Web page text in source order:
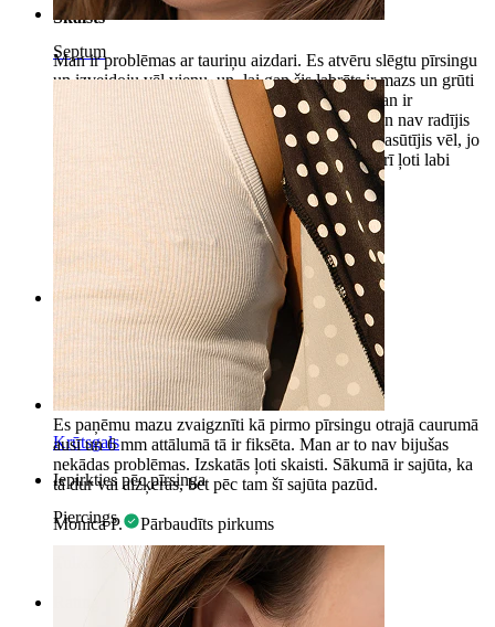
Septum
Krūtsgals
Iepirkties pēc pīrsinga
Piercings
Skaists
Man ir problēmas ar tauriņu aizdari. Es atvēru slēgtu pīrsingu
un izveidoju vēl vienu, un, lai gan šis labrēts ir mazs un grūti
uzliekams, tas izskatās lieliski, kad ir uzlikts. Man ir
problēmas ar daudziem metriem, bet tērauds man nav radījis
nekādas problēmas. Tas ir tik skaists, ka esmu pasūtījis vēl, jo
tie ir ļoti ērti sportojot vai guļot. Iepakojums ir arī ļoti labi
izveidots. Īsumā: es noteikti pirktu vēl.
Pārbaudīts pirkums
Tulkojis MI Rādīt oriģinālu
Rating
Skaists, ērts
Es paņēmu mazu zvaigznīti kā pirmo pīrsingu otrajā caurumā
ausī un 6 mm attālumā tā ir fiksēta. Man ar to nav bijušas
nekādas problēmas. Izskatās ļoti skaisti. Sākumā ir sajūta, ka
tā dur vai aizķeras, bet pēc tam šī sajūta pazūd.
Monica P. Pārbaudīts pirkums
Tulkojis MI Rādīt oriģinālu